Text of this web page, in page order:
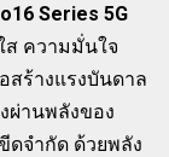
Series 5G
ส ความมั่นใจ
สร้างแรงบันดาล
ผ่านพลังของ
ดจำกัด ด้วยพลัง